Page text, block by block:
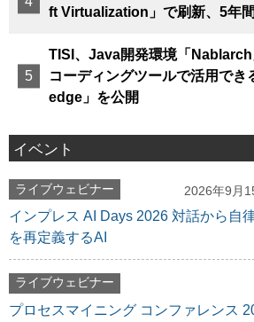
ft Virtualization」で刷新、5年
TISI、Java開発環境「Nablarch
コーディングツールで活用でき
edge」を公開
イベント
ライブウェビナー 2026年9月
インプレス AI Days 2026 対話から自
を再定義するAI
ライブウェビナー
プロセスマイニング コンファレンス